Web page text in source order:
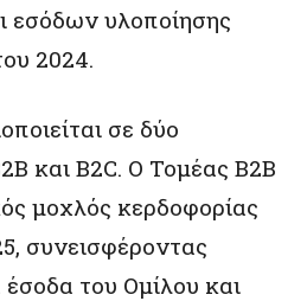
εσόδων υλοποίησης
2024.
σε δύο
και B2C. Ο Τομέας B2B
μοχλός κερδοφορίας
συνεισφέροντας
του Ομίλου και